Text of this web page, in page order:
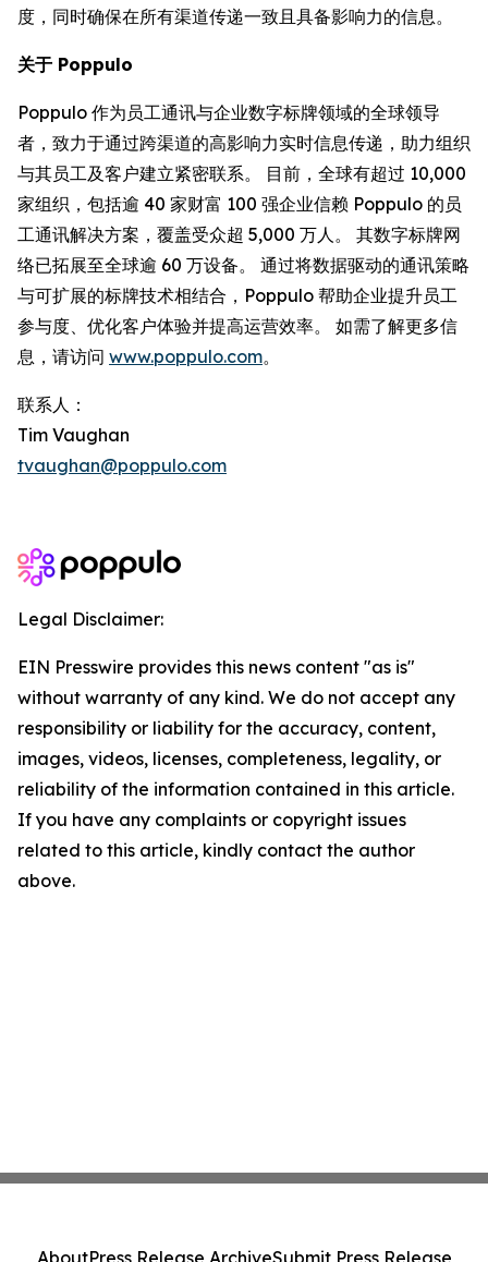
度，同时确保在所有渠道传递一致且具备影响力的信息。
关于 Poppulo
Poppulo 作为员工通讯与企业数字标牌领域的全球领导
者，致力于通过跨渠道的高影响力实时信息传递，助力组织
与其员工及客户建立紧密联系。 目前，全球有超过 10,000
家组织，包括逾 40 家财富 100 强企业信赖 Poppulo 的员
工通讯解决方案，覆盖受众超 5,000 万人。 其数字标牌网
络已拓展至全球逾 60 万设备。 通过将数据驱动的通讯策略
与可扩展的标牌技术相结合，Poppulo 帮助企业提升员工
参与度、优化客户体验并提高运营效率。 如需了解更多信
息，请访问 www.poppulo.com。
联系人：
Tim Vaughan
tvaughan@poppulo.com
Legal Disclaimer:
EIN Presswire provides this news content "as is"
without warranty of any kind. We do not accept any
responsibility or liability for the accuracy, content,
images, videos, licenses, completeness, legality, or
reliability of the information contained in this article.
If you have any complaints or copyright issues
related to this article, kindly contact the author
above.
AboutPress Release ArchiveSubmit Press Release